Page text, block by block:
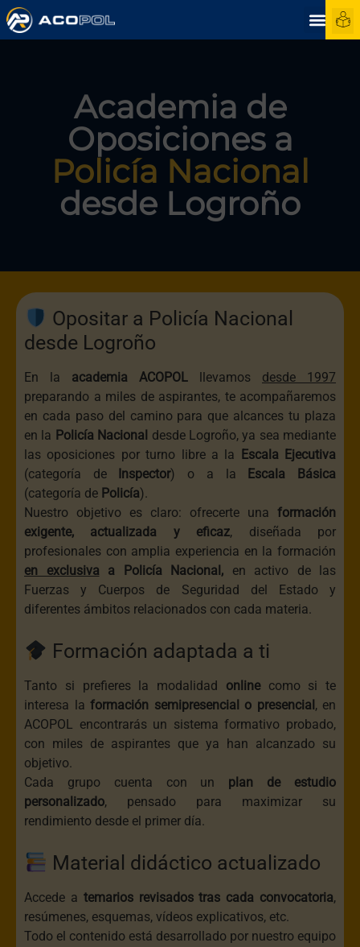
Academia de
Oposiciones a
Policía Nacional
desde Logroño
Opositar a Policía Nacional
desde Logroño
En la academia ACOPOL llevamos desde 1997
preparando a miles de aspirantes, te acompañaremos
en cada paso del camino para que alcances tu plaza
en la Policía Nacional desde Logroño, ya sea mediante
las oposiciones por turno libre a la
Escala Ejecutiva
(categoría de
Inspector) o a la
Escala Básica
(categoría de Policía).
Nuestro objetivo es claro: ofrecerte una formación
exigente, actualizada y eficaz, diseñada por
profesionales con amplia experiencia en la formación
en exclusivaa Policía Nacional, en activo de las
Fuerzas y Cuerpos de Seguridad del Estado y
diferentes ámbitos relacionados con cada materia.
Formación adaptada a ti
Tanto si prefieres la modalidad onlinecomo si te
interesa la formación semipresencial o presencial , en
ACOPOL encontrarás un sistema formativo probado,
con miles de aspirantes que ya han alcanzado su
objetivo.
Cada grupo cuenta con un plan de estudio
personalizado, pensado para maximizar su
rendimiento desde el primer día.
Material didáctico actualizado
Accede a temarios revisados tras cada convocatoria,
resúmenes, esquemas, vídeos explicativos, etc.
Todo el contenido está desarrollado por nuestro equipo